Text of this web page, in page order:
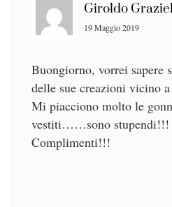
Giroldo
19 Maggio 2019
Buongiorno, vorrei sapere
delle sue creazioni vicino
Mi piacciono molto le
vestiti……sono stupendi!!!
Complimenti!!!